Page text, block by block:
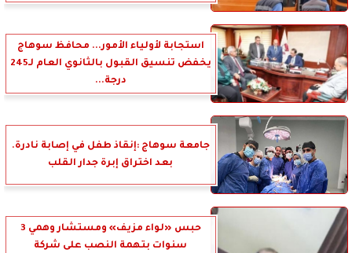
استجابة لأولياء الأمور... محافظ سوهاج
يخفض تنسيق القبول بالثانوي العام لـ245
درجة...
جامعة سوهاج :إنقاذ طفل في إصابة نادرة.
بعد اختراق إبرة جدار القلب
حبس «لواء مزيف» ومستشار وهمي 3
سنوات بتهمة النصب على شركة